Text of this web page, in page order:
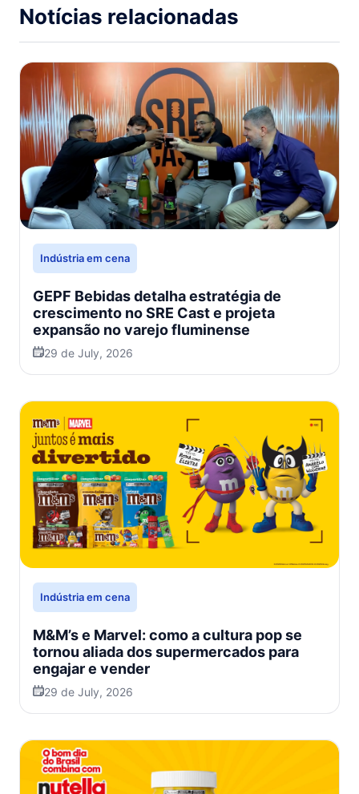
Notícias relacionadas
Indústria em cena
GEPF Bebidas detalha estratégia de
crescimento no SRE Cast e projeta
expansão no varejo fluminense
29 de July, 2026
Indústria em cena
M&M’s e Marvel: como a cultura pop se
tornou aliada dos supermercados para
engajar e vender
29 de July, 2026